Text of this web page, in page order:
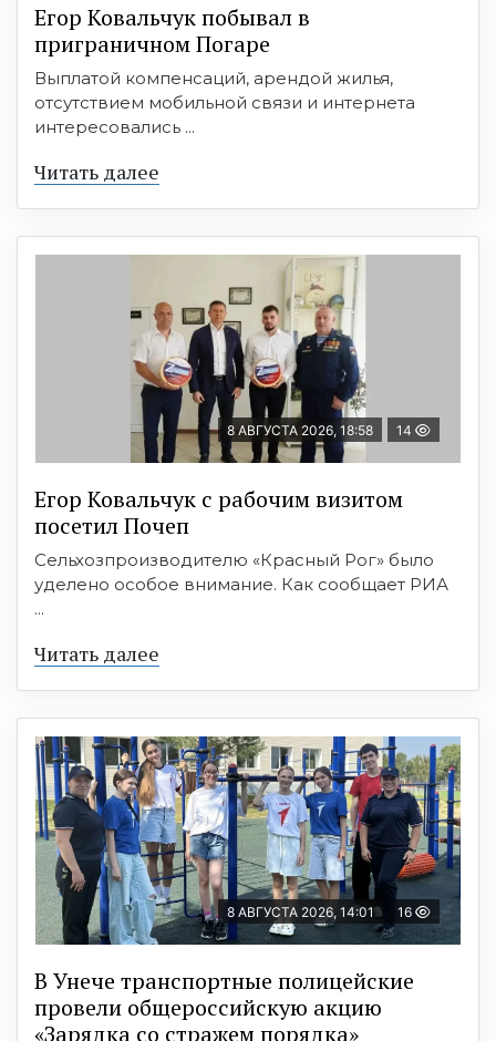
Егор Ковальчук побывал в
приграничном Погаре
Выплатой компенсаций, арендой жилья,
отсутствием мобильной связи и интернета
интересовались ...
Читать далее
8 АВГУСТА 2026, 18:58 14
Егор Ковальчук с рабочим визитом
посетил Почеп
Сельхозпроизводителю «Красный Рог» было
уделено особое внимание. Как сообщает РИА
...
Читать далее
8 АВГУСТА 2026, 14:01 16
В Унече транспортные полицейские
провели общероссийскую акцию
«Зарядка со стражем порядка»